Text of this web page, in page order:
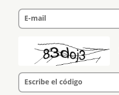
E-mail
Escribe el código